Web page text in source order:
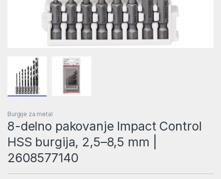
Burgije za metal
8-delno pakovanje Impact Control
HSS burgija, 2,5–8,5 mm |
2608577140